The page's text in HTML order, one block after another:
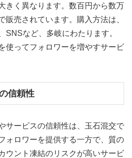
きく異なります。数百円から数万
販売されています。購入方法は、
SNSなど、多岐にわたります。
使ってフォロワーを増やすサービ
信頼性
サービスの信頼性は、玉石混交で
ォロワーを提供する一方で、質の
ウント凍結のリスクが高いサービ